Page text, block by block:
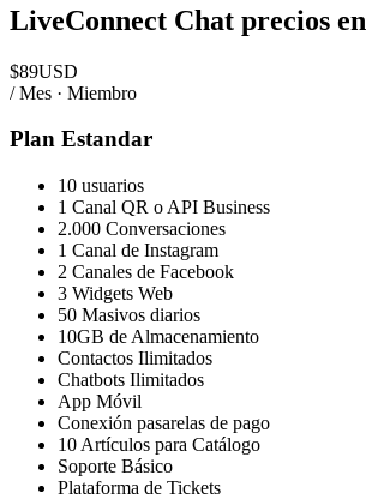
LiveConnect Chat precios en
$89USD
/ Mes · Miembro
Plan Estandar
10 usuarios
1 Canal QR o API Business
2.000 Conversaciones
1 Canal de Instagram
2 Canales de Facebook
3 Widgets Web
50 Masivos diarios
10GB de Almacenamiento
Contactos Ilimitados
Chatbots Ilimitados
App Móvil
Conexión pasarelas de pago
10 Artículos para Catálogo
Soporte Básico
Plataforma de Tickets